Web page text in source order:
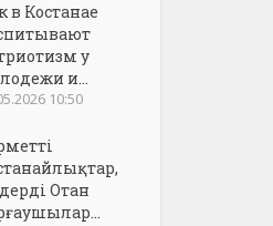
в Костанае
у
и...
10:50
Отан